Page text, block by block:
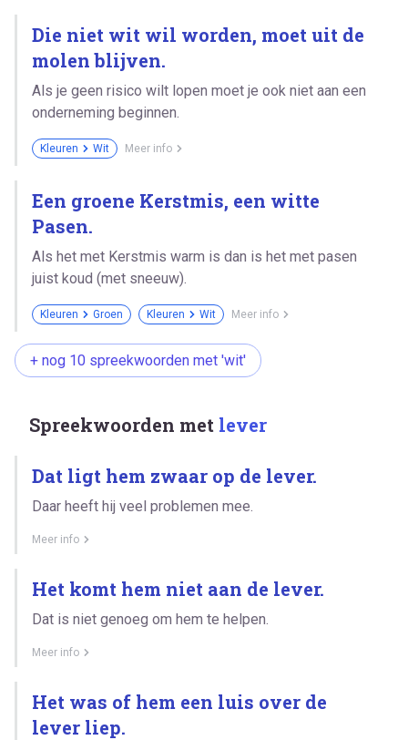
Die niet wit wil worden, moet uit de
molen blijven.
Als je geen risico wilt lopen moet je ook niet aan een
onderneming beginnen.
Kleuren Wit Meer info
Een groene Kerstmis, een witte
Pasen.
Als het met Kerstmis warm is dan is het met pasen
juist koud (met sneeuw).
Kleuren Groen Kleuren Wit Meer info
+ nog 10 spreekwoorden met 'wit'
Spreekwoorden met lever
Dat ligt hem zwaar op de lever.
Daar heeft hij veel problemen mee.
Meer info
Het komt hem niet aan de lever.
Dat is niet genoeg om hem te helpen.
Meer info
Het was of hem een luis over de
lever liep.